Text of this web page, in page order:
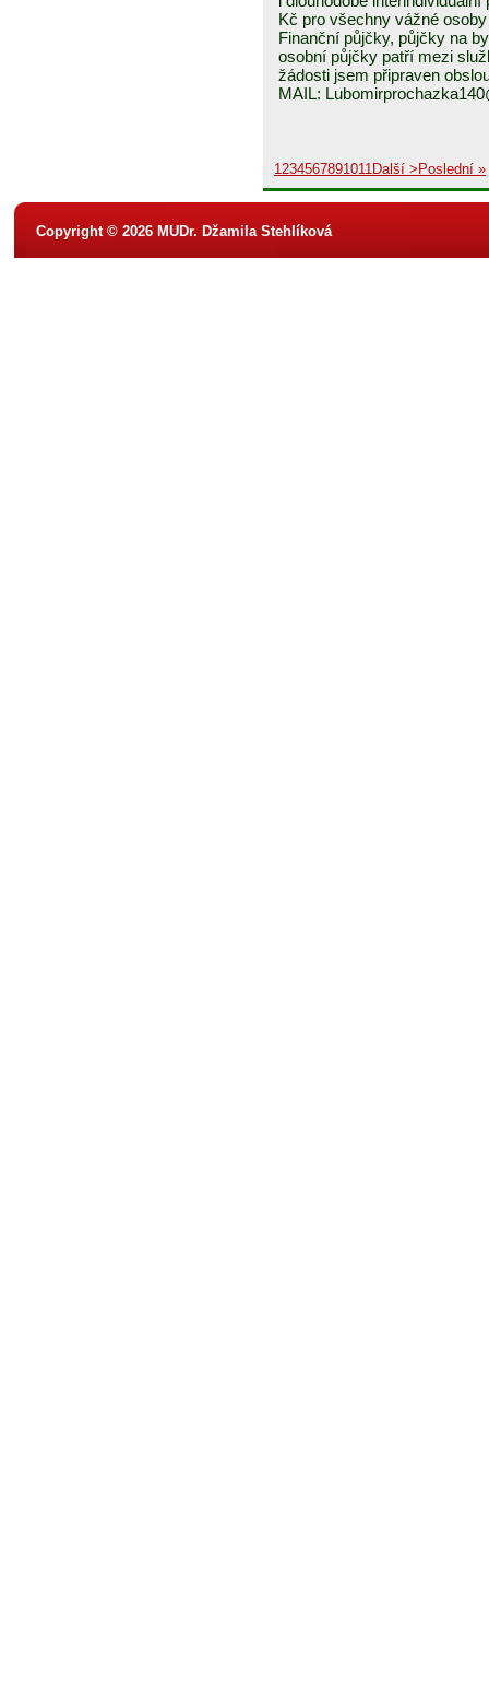
Kč pro všechny vážné
Finanční půjčky, půjčky na
osobní půjčky patří mezi
žádosti jsem připraven
MAIL:
1234567891011Další > Poslední »
Copyright © 2026 MUDr. Džamila Stehlíková